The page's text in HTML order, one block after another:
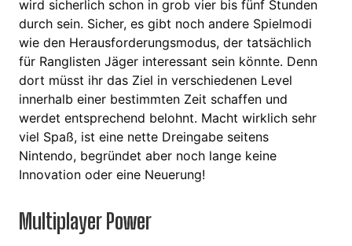
wird sicherlich schon in grob vier bis fünf Stunden
durch sein. Sicher, es gibt noch andere Spielmodi
wie den Herausforderungsmodus, der tatsächlich
für Ranglisten Jäger interessant sein könnte. Denn
dort müsst ihr das Ziel in verschiedenen Level
innerhalb einer bestimmten Zeit schaffen und
werdet entsprechend belohnt. Macht wirklich sehr
viel Spaß, ist eine nette Dreingabe seitens
Nintendo, begründet aber noch lange keine
Innovation oder eine Neuerung!
Multiplayer Power